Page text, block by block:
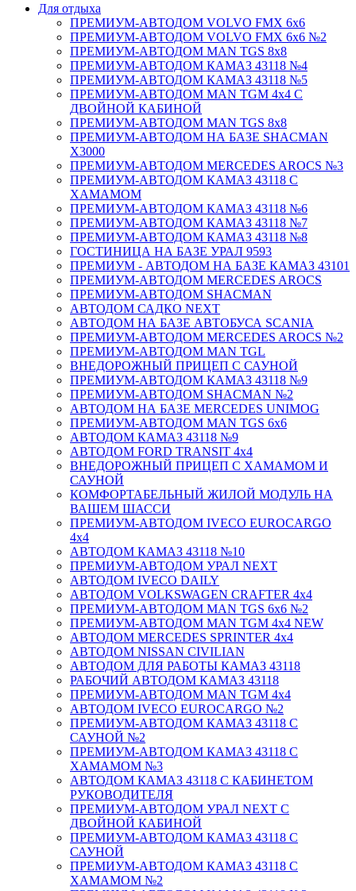
Для отдыха
ПРЕМИУМ-АВТОДОМ VOLVO FMX 6x6
ПРЕМИУМ-АВТОДОМ VOLVO FMX 6x6 №2
ПРЕМИУМ-АВТОДОМ MAN TGS 8х8
ПРЕМИУМ-АВТОДОМ КАМАЗ 43118 №4
ПРЕМИУМ-АВТОДОМ КАМАЗ 43118 №5
ПРЕМИУМ-АВТОДОМ MAN TGM 4х4 С
ДВОЙНОЙ КАБИНОЙ
ПРЕМИУМ-АВТОДОМ MAN TGS 8х8
ПРЕМИУМ-АВТОДОМ НА БАЗЕ SHACMAN
X3000
ПРЕМИУМ-АВТОДОМ MERCEDES AROCS №3
ПРЕМИУМ-АВТОДОМ КАМАЗ 43118 С
ХАМАМОМ
ПРЕМИУМ-АВТОДОМ КАМАЗ 43118 №6
ПРЕМИУМ-АВТОДОМ КАМАЗ 43118 №7
ПРЕМИУМ-АВТОДОМ КАМАЗ 43118 №8
ГОСТИНИЦА НА БАЗЕ УРАЛ 9593
ПРЕМИУМ - АВТОДОМ НА БАЗЕ КАМАЗ 43101
ПРЕМИУМ-АВТОДОМ MERCEDES AROCS
ПРЕМИУМ-АВТОДОМ SHACMAN
АВТОДОМ САДКО NEXT
АВТОДОМ НА БАЗЕ АВТОБУСА SCANIA
ПРЕМИУМ-АВТОДОМ MERCEDES AROCS №2
ПРЕМИУМ-АВТОДОМ MAN TGL
ВНЕДОРОЖНЫЙ ПРИЦЕП С САУНОЙ
ПРЕМИУМ-АВТОДОМ КАМАЗ 43118 №9
ПРЕМИУМ-АВТОДОМ SHACMAN №2
АВТОДОМ НА БАЗЕ MERCEDES UNIMOG
ПРЕМИУМ-АВТОДОМ MAN TGS 6х6
АВТОДОМ КАМАЗ 43118 №9
АВТОДОМ FORD TRANSIT 4x4
ВНЕДОРОЖНЫЙ ПРИЦЕП С ХАМАМОМ И
САУНОЙ
КОМФОРТАБЕЛЬНЫЙ ЖИЛОЙ МОДУЛЬ НА
ВАШЕМ ШАССИ
ПРЕМИУМ-АВТОДОМ IVECO EUROCARGO
4х4
АВТОДОМ КАМАЗ 43118 №10
ПРЕМИУМ-АВТОДОМ УРАЛ NEXT
АВТОДОМ IVECO DAILY
АВТОДОМ VOLKSWAGEN CRAFTER 4х4
ПРЕМИУМ-АВТОДОМ MAN TGS 6х6 №2
ПРЕМИУМ-АВТОДОМ MAN TGM 4x4 NEW
АВТОДОМ MERCEDES SPRINTER 4x4
АВТОДОМ NISSAN CIVILIAN
АВТОДОМ ДЛЯ РАБОТЫ КАМАЗ 43118
РАБОЧИЙ АВТОДОМ КАМАЗ 43118
ПРЕМИУМ-АВТОДОМ MAN TGM 4x4
АВТОДОМ IVECO EUROCARGO №2
ПРЕМИУМ-АВТОДОМ КАМАЗ 43118 С
САУНОЙ №2
ПРЕМИУМ-АВТОДОМ КАМАЗ 43118 С
ХАМАМОМ №3
АВТОДОМ КАМАЗ 43118 С КАБИНЕТОМ
РУКОВОДИТЕЛЯ
ПРЕМИУМ-АВТОДОМ УРАЛ NEXT С
ДВОЙНОЙ КАБИНОЙ
ПРЕМИУМ-АВТОДОМ КАМАЗ 43118 С
САУНОЙ
ПРЕМИУМ-АВТОДОМ КАМАЗ 43118 С
ХАМАМОМ №2